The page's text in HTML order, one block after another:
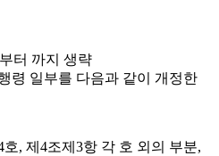
터 까지 생략
령 일부를 다음과 같이 개정한
, 제4조제3항 각 호 외의 부분,